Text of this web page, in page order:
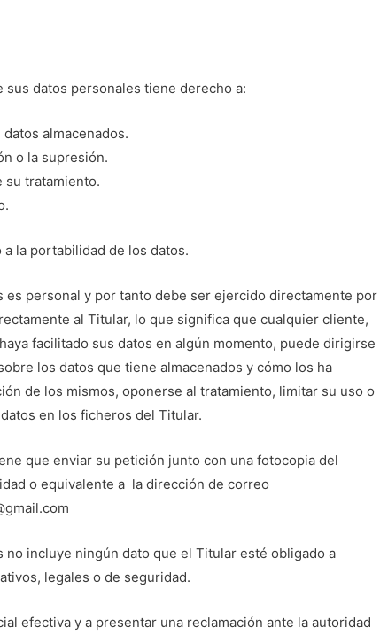
datos personales tiene derecho a:
almacenados.
o la supresión.
su tratamiento.
la portabilidad de los datos.
es personal y por tanto debe ser ejercido directamente por
al Titular, lo que significa que cualquier cliente,
facilitado sus datos en algún momento, puede dirigirse
los datos que tiene almacenados y cómo los ha
de los mismos, oponerse al tratamiento, limitar su uso o
en los ficheros del Titular.
que enviar su petición junto con una fotocopia del
o equivalente a la dirección de correo
no incluye ningún dato que el Titular esté obligado a
legales o de seguridad.
efectiva y a presentar una reclamación ante la autoridad